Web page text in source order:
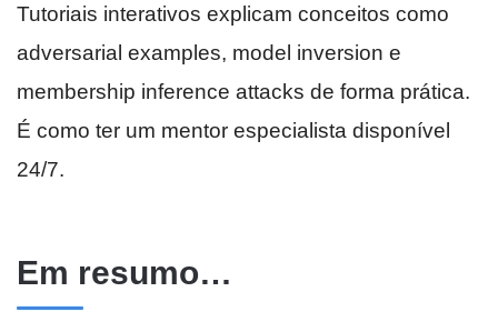
Tutoriais interativos explicam conceitos como
adversarial examples, model inversion e
membership inference attacks de forma prática.
É como ter um mentor especialista disponível
24/7.
Em resumo…